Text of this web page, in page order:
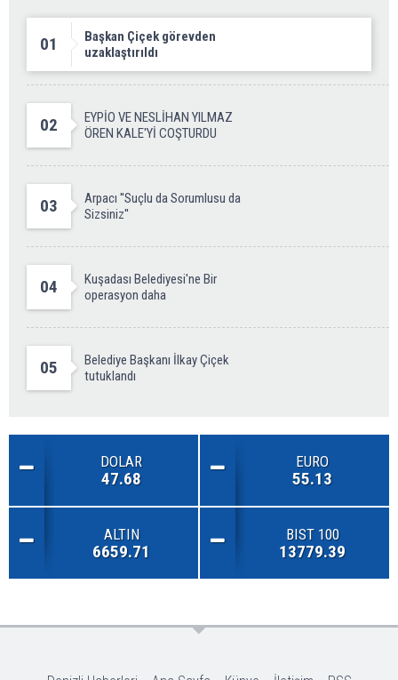
01
Başkan Çiçek görevden
uzaklaştırıldı
02
EYPİO VE NESLİHAN YILMAZ
ÖREN KALE'Yİ COŞTURDU
03
Arpacı ''Suçlu da Sorumlusu da
Sizsiniz''
04
Kuşadası Belediyesi'ne Bir
operasyon daha
05
Belediye Başkanı İlkay Çiçek
tutuklandı
DOLAR
47.68
EURO
55.13
ALTIN
6659.71
BIST 100
13779.39